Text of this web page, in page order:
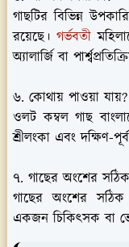
গাছটির বিভিন্ন
রয়েছে।গর্ভবতী
অ্যালার্জি বা
৬. কোথায় পাওয়া যায়?
ওলট কম্বল গাছ
শ্রীলংকা এবং দক্ষিণ-
৭. গাছের অংশের
গাছের অংশের সঠিক
একজন চিকিৎসক বা